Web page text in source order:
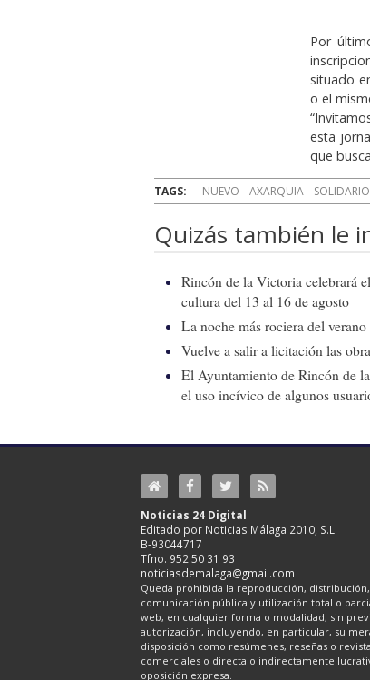
Por
situado
o el
esta
que
TAGS: NUEVO AXARQUIA SOLIDARIO
Quizás también le
Rincón de la Victoria celebrará
cultura del 13 al 16 de agosto
La noche más rociera del
Vuelve a salir a licitación las
El Ayuntamiento de Rincón de
el uso incívico de algunos
Noticias 24 Digital
Editado por Noticias Málaga 2010, S.L.
B-93044717
Tfno. 952 50 31 93
noticiasdemalaga@gmail.com
Queda prohibida la reproducción,
comunicación pública y utilización total o
web, en cualquier forma o modalidad, sin
autorización, incluyendo, en particular, su
disposición como resúmenes, reseñas o
comerciales o directa o indirectamente
oposición expresa.